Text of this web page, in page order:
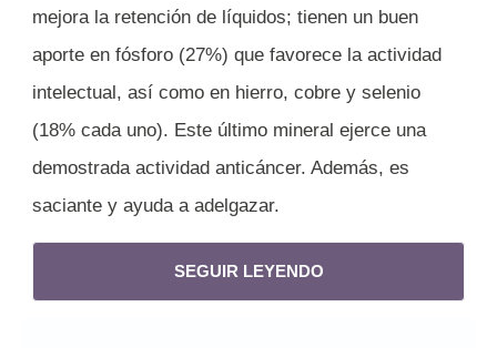
mejora la retención de líquidos; tienen un buen
aporte en fósforo (27%) que favorece la actividad
intelectual, así como en hierro, cobre y selenio
(18% cada uno). Este último mineral ejerce una
demostrada actividad anticáncer. Además, es
saciante y ayuda a adelgazar.
SEGUIR LEYENDO